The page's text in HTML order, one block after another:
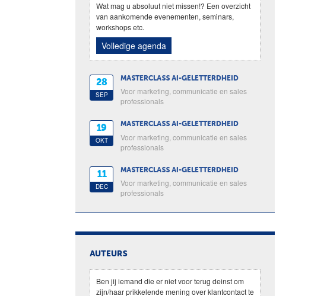
Wat mag u absoluut niet missen!? Een overzicht
van aankomende evenementen, seminars,
workshops etc.
Volledige agenda
28
SEP
MASTERCLASS AI-GELETTERDHEID
Voor marketing, communicatie en sales
professionals
19
OKT
MASTERCLASS AI-GELETTERDHEID
Voor marketing, communicatie en sales
professionals
11
DEC
MASTERCLASS AI-GELETTERDHEID
Voor marketing, communicatie en sales
professionals
AUTEURS
Ben jij iemand die er niet voor terug deinst om
zijn/haar prikkelende mening over klantcontact te